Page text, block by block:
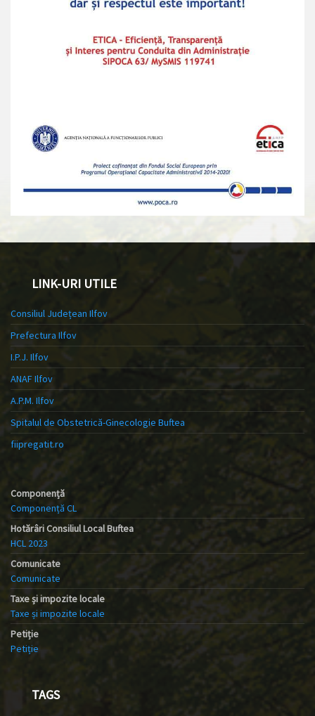
LINK-URI UTILE
Consiliul Județean Ilfov
Prefectura Ilfov
I.P.J. Ilfov
ANAF Ilfov
A.P.M. Ilfov
Spitalul de Obstetrică-Ginecologie Buftea
fiipregatit.ro
Componență
Componență CL
Hotărâri Consiliul Local Buftea
HCL 2023
Comunicate
Comunicate
Taxe și impozite locale
Taxe și impozite locale
Petiție
Petiție
TAGS